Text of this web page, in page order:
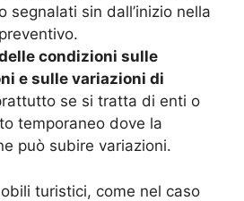
segnalati sin dall’inizio nella
condizioni sulle
e sulle variazioni di
se si tratta di enti o
temporaneo dove la
può subire variazioni.
turistici, come nel caso